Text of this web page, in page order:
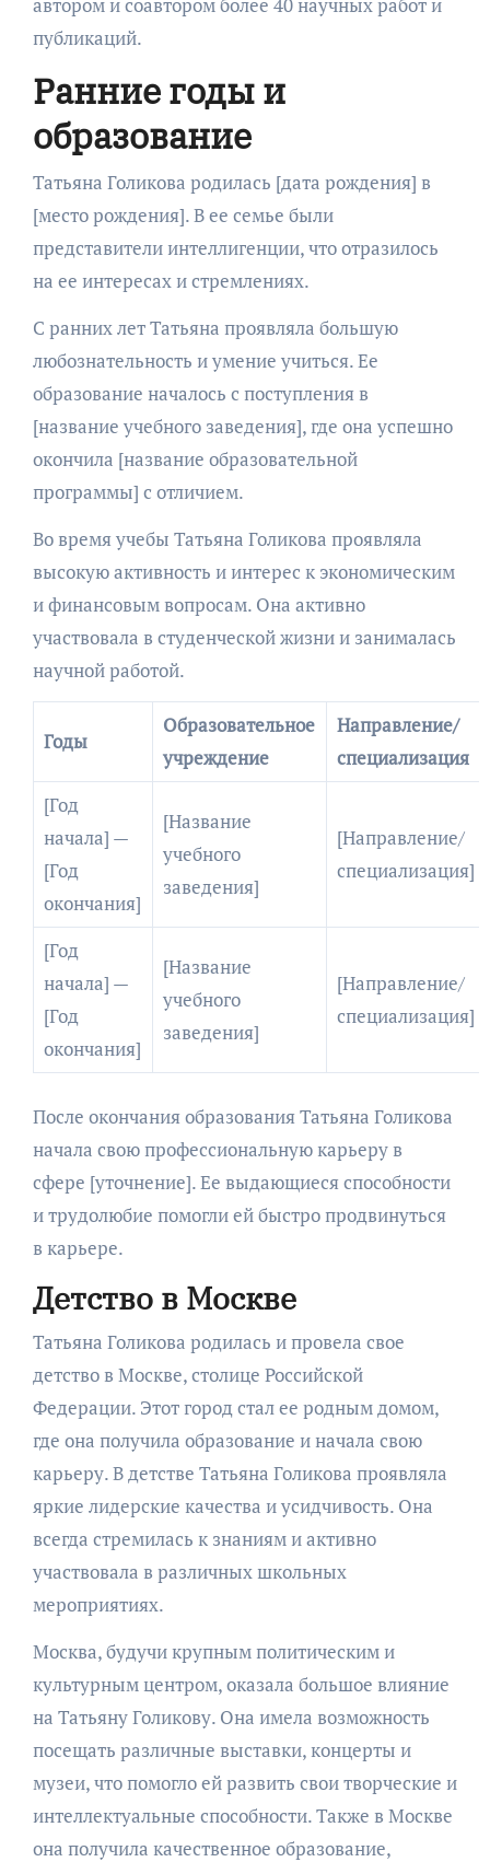
публикаций.
Ранние годы и
образование
Татьяна Голикова родилась [дата рождения] в
[место рождения]. В ее семье были
представители интеллигенции, что отразилось
на ее интересах и стремлениях.
С ранних лет Татьяна проявляла большую
любознательность и умение учиться. Ее
образование началось с поступления в
[название учебного заведения], где она успешно
окончила [название образовательной
программы] с отличием.
Во время учебы Татьяна Голикова проявляла
высокую активность и интерес к экономическим
и финансовым вопросам. Она активно
участвовала в студенческой жизни и занималась
научной работой.
Годы
Образовательное
учреждение
Направление/
специализация
[Год
начала] —
[Год
окончания]
[Название
учебного
заведения]
[Направление/
специализация]
[Год
начала] —
[Год
окончания]
[Название
учебного
заведения]
[Направление/
специализация]
После окончания образования Татьяна Голикова
начала свою профессиональную карьеру в
сфере [уточнение]. Ее выдающиеся способности
и трудолюбие помогли ей быстро продвинуться
в карьере.
Детство в Москве
Татьяна Голикова родилась и провела свое
детство в Москве, столице Российской
Федерации. Этот город стал ее родным домом,
где она получила образование и начала свою
карьеру. В детстве Татьяна Голикова проявляла
яркие лидерские качества и усидчивость. Она
всегда стремилась к знаниям и активно
участвовала в различных школьных
мероприятиях.
Москва, будучи крупным политическим и
культурным центром, оказала большое влияние
на Татьяну Голикову. Она имела возможность
посещать различные выставки, концерты и
музеи, что помогло ей развить свои творческие и
интеллектуальные способности. Также в Москве
она получила качественное образование,